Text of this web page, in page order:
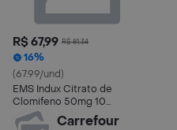
R$ 67,99 R$ 81,34
16%
(67.99/und)
EMS Indux Citrato de
Clomifeno 50mg 10
ComprimidosCarrefour